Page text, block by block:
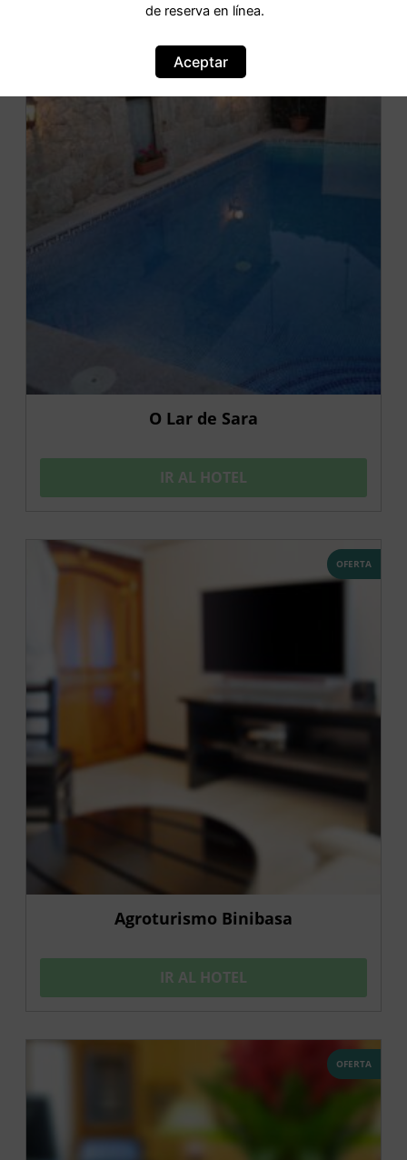
O Lar de Sara
IR AL HOTEL
OFERTA
Agroturismo Binibasa
IR AL HOTEL
OFERTA
de reserva en línea.
Aceptar